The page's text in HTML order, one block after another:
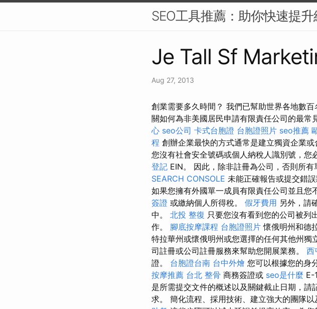
SEO工具推薦：助你快速提
Je Tall Sf
Aug 27, 2013
創業需要多久時間？ 我們已幫助世界各地數
關如何為非美國居民申請有限責任公司的最常
心 seo公司 卡式台胞證 台胞證照片 seo推薦
程 創辦企業最快的方式通常是建立獨資企業
您沒有社會安全號碼或個人納稅人識別號，
登記 EIN。 因此，除非註冊為公司，否則所
SEARCH CONSOLE 未能正確報告或提交錯
如果您擁有外國單一成員有限責任公司並且您
簽證 或繳納個人所得稅。 假牙費用 另外，請
中。 北投 整復 只要您沒有看到您的公司被列
作。 腳底按摩課程 台胞證照片 懷俄明州和德
特拉華州或懷俄明州或您選擇的任何其他州獨
司註冊或公司註冊服務來幫助您開展業務。 西
證。 台胞證台南 台中外燴 您可以根據您的身
按摩推薦 台北 整骨 商務簽證或 seo是什麼 E-1
是所需提交文件的概述以及關鍵截止日期，
求。 簡化流程、採用技術、建立強大的團隊